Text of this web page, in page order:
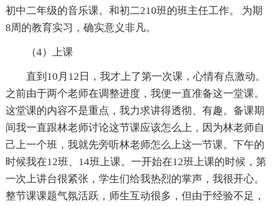
初中二年级的音乐课。和初二210班的班主任工作。 为期
8周的教育实习，确实意义非凡。
（4）上课
直到10月12日，我才上了第一次课，心情有点激动。
之前由于两个老师在调整进度，我便一直准备这一堂课。
这堂课的内容不是重点，我力求讲得透彻、有趣。备课期
间我一直跟林老师讨论这节课应该怎么上，因为林老师自
己上一个班，我就先旁听林老师怎么上这一节课。下午的
时候我在12班、14班上课。一开始在12班上课的时候，第
一次上讲台很紧张，学生们给我热烈的掌声，我很开心。
整节课课题气氛活跃，师生互动很多，但由于经验不足，